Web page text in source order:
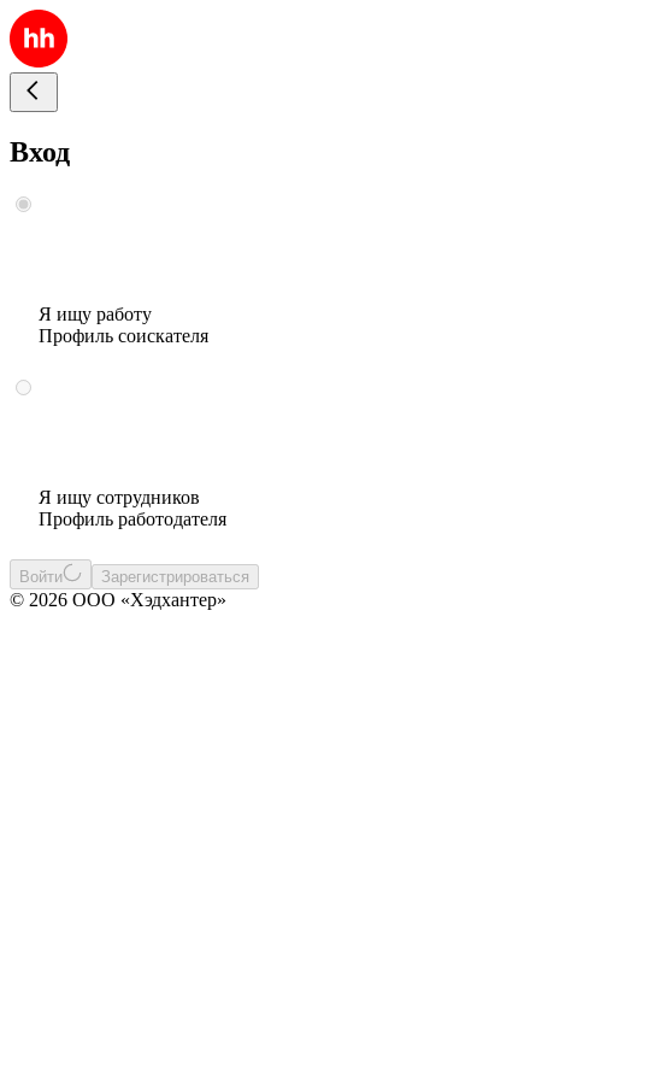
Вход
Я ищу работу
Профиль соискателя
Я ищу сотрудников
Профиль работодателя
Войти Зарегистрироваться
© 2026 ООО «Хэдхантер»